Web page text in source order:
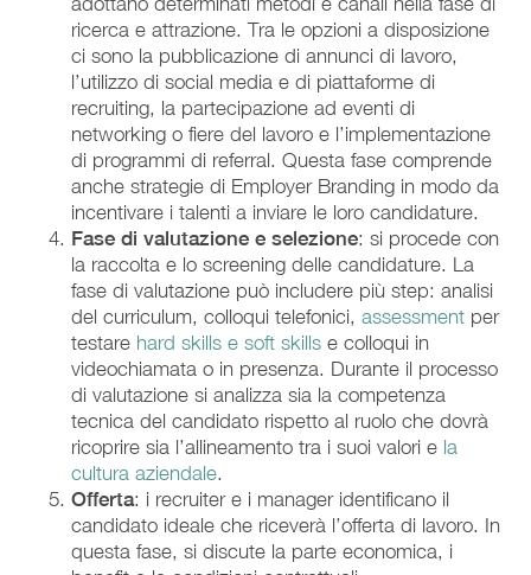
ricerca e attrazione. Tra le opzioni a disposizione
ci sono la pubblicazione di annunci di lavoro,
l’utilizzo di social media e di piattaforme di
recruiting, la partecipazione ad eventi di
networking o fiere del lavoro e l’implementazione
di programmi di referral. Questa fase comprende
anche strategie di Employer Branding in modo da
incentivare i talenti a inviare le loro candidature.
Fase di valutazione e selezione: si procede con
la raccolta e lo screening delle candidature. La
fase di valutazione può includere più step: analisi
del curriculum, colloqui telefonici, assessment per
testare hard skills e soft skills e colloqui in
videochiamata o in presenza. Durante il processo
di valutazione si analizza sia la competenza
tecnica del candidato rispetto al ruolo che dovrà
ricoprire sia l’allineamento tra i suoi valori e la
cultura aziendale.
Offerta: i recruiter e i manager identificano il
candidato ideale che riceverà l’offerta di lavoro. In
questa fase, si discute la parte economica, i